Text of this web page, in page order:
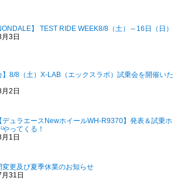
】 TEST RIDE WEEK8/8（土）～16日（日）
3日
】8/8（土）X-LAB（エックスラボ）試乗会を開催いた
2日
デュラエースNewホイールWH-R9370】発表＆試乗ホ
ってくる！
1日
変更及び夏季休業のお知らせ
31日